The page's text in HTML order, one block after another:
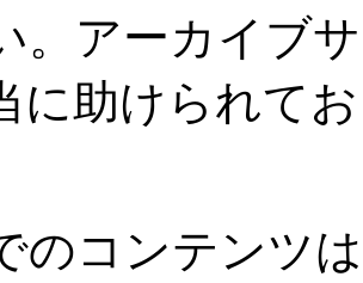
。アーカイブ
に助けられて
のコンテンツ